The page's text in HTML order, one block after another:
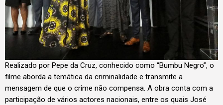
Realizado por Pepe da Cruz, conhecido como “Bumbu Negro”, o
filme aborda a temática da criminalidade e transmite a
mensagem de que o crime não compensa. A obra conta com a
participação de vários actores nacionais, entre os quais José